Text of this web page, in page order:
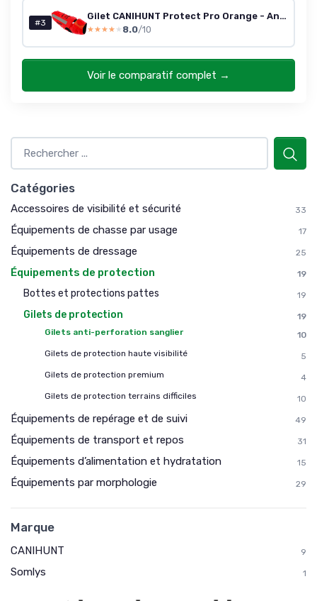
#3
Gilet CANIHUNT Protect Pro Orange - Anti-perforation pour chiens de chasse
★★★★★
★★★★★ 8.0/10
Voir le comparatif complet →
Catégories
Accessoires de visibilité et sécurité 33
Équipements de chasse par usage 17
Équipements de dressage 25
Équipements de protection 19
Bottes et protections pattes 19
Gilets de protection
19
Gilets anti-perforation sanglier
10
Gilets de protection haute visibilité
5
Gilets de protection premium
4
Gilets de protection terrains difficiles
10
Équipements de repérage et de suivi 49
Équipements de transport et repos 31
Équipements d’alimentation et hydratation 15
Équipements par morphologie 29
Marque
CANIHUNT 9
Somlys 1